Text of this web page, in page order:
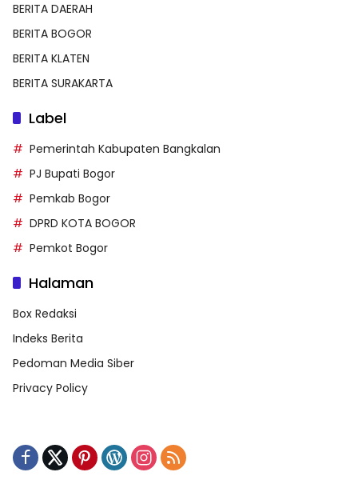
BERITA DAERAH
BERITA BOGOR
BERITA KLATEN
BERITA SURAKARTA
Label
Pemerintah Kabupaten Bangkalan
PJ Bupati Bogor
Pemkab Bogor
DPRD KOTA BOGOR
Pemkot Bogor
Halaman
Box Redaksi
Indeks Berita
Pedoman Media Siber
Privacy Policy